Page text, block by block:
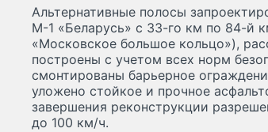
Альтернативные полосы
М-1 «Беларусь» с 33-го км по 84-й
«Московское большое кольцо»),
построены с учетом всех норм
смонтированы барьерное
уложено стойкое и прочное
завершения реконструкции
до 100 км/ч.